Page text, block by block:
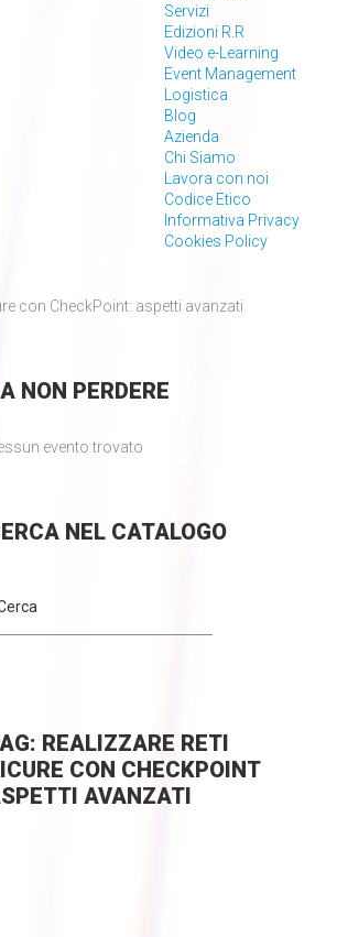
Servizi
Edizioni R.R
Video e-Learning
Event Management
Logistica
Blog
Azienda
Chi Siamo
Lavora con noi
Codice Etico
Informativa Privacy
Cookies Policy
con CheckPoint: aspetti avanzati
NON PERDERE
evento trovato
NEL CATALOGO
REALIZZARE RETI
CON CHECKPOINT
AVANZATI